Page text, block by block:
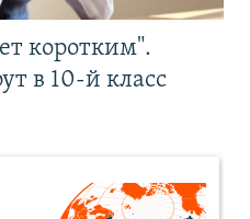
коротким".
в 10-й класс